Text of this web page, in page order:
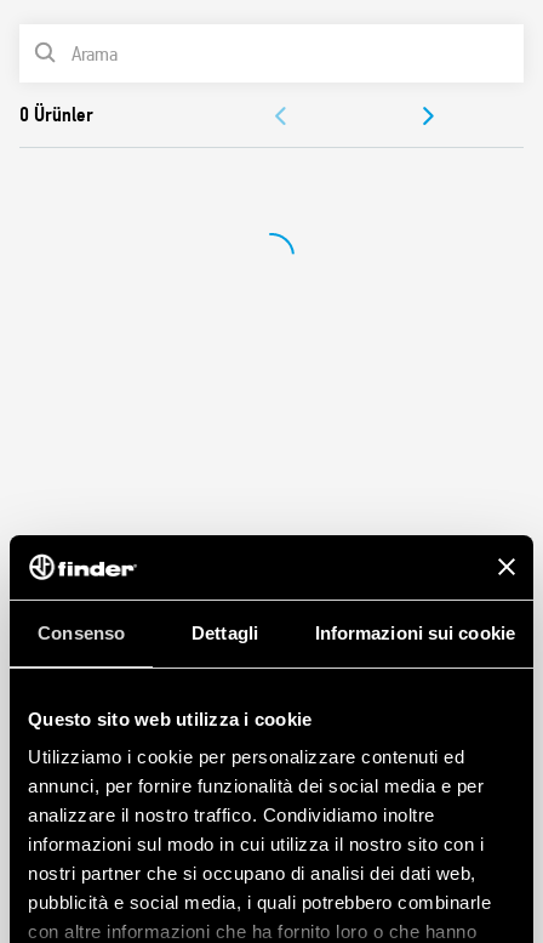
Consenso Dettagli Informazioni sui cookie
Questo sito web utilizza i cookie
Utilizziamo i cookie per personalizzare contenuti ed
annunci, per fornire funzionalità dei social media e per
analizzare il nostro traffico. Condividiamo inoltre
informazioni sul modo in cui utilizza il nostro sito con i
nostri partner che si occupano di analisi dei dati web,
pubblicità e social media, i quali potrebbero combinarle
con altre informazioni che ha fornito loro o che hanno
AC bobin
ÜRÜN LİSTESİ
ONAYLAR